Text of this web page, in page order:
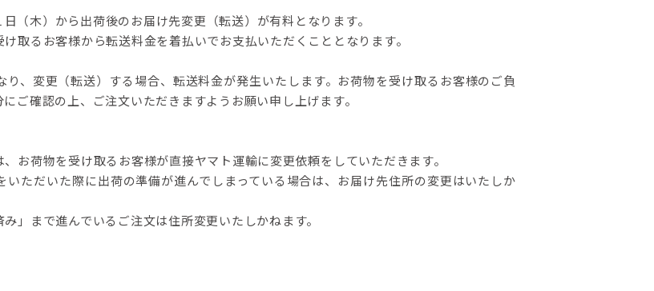
（木）から出荷後のお届け先変更（転送）が有料となります。
取るお客様から転送料金を着払いでお支払いただくこととなります。
、変更（転送）する場合、転送料金が発生いたします。お荷物を受け取るお客様のご負
ご確認の上、ご注文いただきますようお願い申し上げます。
お荷物を受け取るお客様が直接ヤマト運輸に変更依頼をしていただきます。
いただいた際に出荷の準備が進んでしまっている場合は、お届け先住所の変更はいたしか
」まで進んでいるご注文は住所変更いたしかねます。